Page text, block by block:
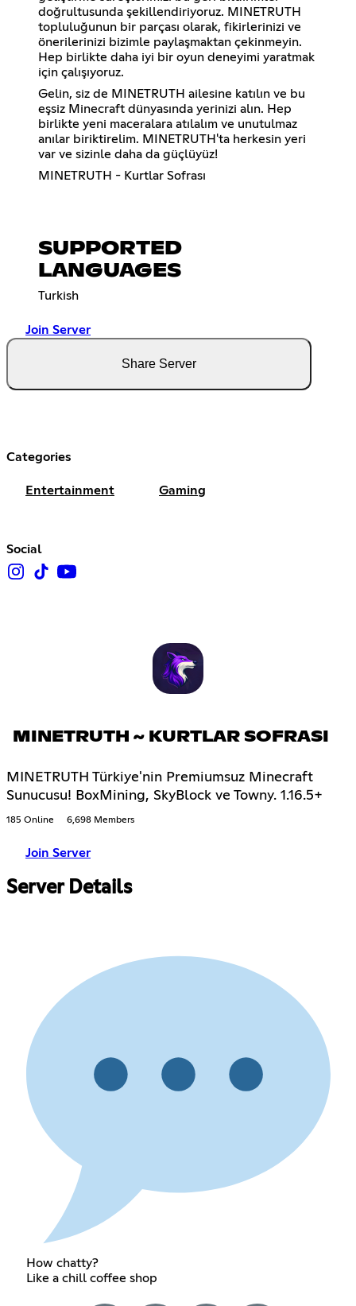
doğrultusunda şekillendiriyoruz. MINETRUTH
topluluğunun bir parçası olarak, fikirlerinizi ve
önerilerinizi bizimle paylaşmaktan çekinmeyin.
Hep birlikte daha iyi bir oyun deneyimi yaratmak
için çalışıyoruz.
Gelin, siz de MINETRUTH ailesine katılın ve bu
eşsiz Minecraft dünyasında yerinizi alın. Hep
birlikte yeni maceralara atılalım ve unutulmaz
anılar biriktirelim. MINETRUTH'ta herkesin yeri
var ve sizinle daha da güçlüyüz!
MINETRUTH - Kurtlar Sofrası
SUPPORTED
LANGUAGES
Turkish
Join Server
Share Server
Categories
Entertainment Gaming
Social
MINETRUTH ~ KURTLAR SOFRASI
MINETRUTH Türkiye'nin Premiumsuz Minecraft
Sunucusu! BoxMining, SkyBlock ve Towny. 1.16.5+
185 Online 6,698 Members
Join Server
Server Details
How chatty?
Like a chill coffee shop